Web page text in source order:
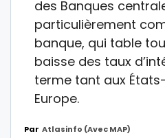
des Banques
particulièrement
banque, qui table
baisse des taux
terme tant aux
Europe.
Par Atlasinfo (avec MAP)